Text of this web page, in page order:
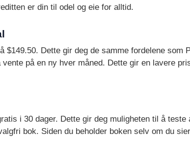
er din til odel og eie for alltid.
$149.50. Dette gir deg de samme fordelene som
på en ny hver måned. Dette gir en lavere
i 30 dager. Dette gir deg muligheten til å
bok. Siden du beholder boken selv om du